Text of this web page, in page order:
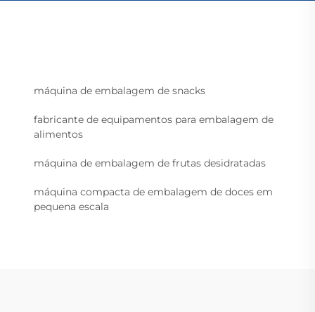
máquina de embalagem de snacks
fabricante de equipamentos para embalagem de
alimentos
máquina de embalagem de frutas desidratadas
máquina compacta de embalagem de doces em
pequena escala